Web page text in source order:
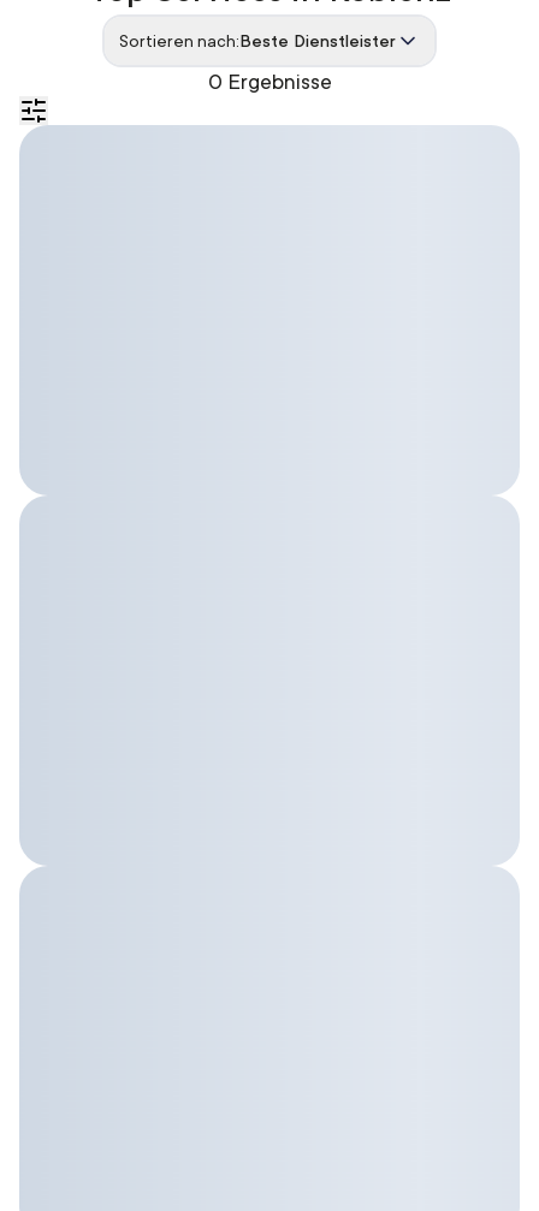
0 Ergebnisse
Sortieren nach:Beste Dienstleister